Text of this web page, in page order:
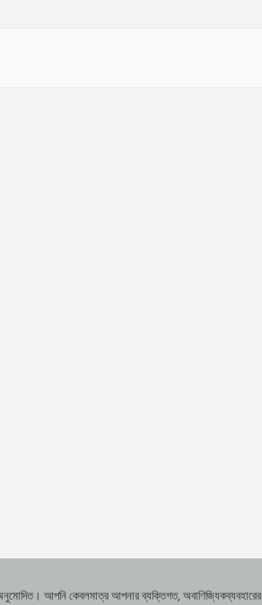
আপনি কেবলমাত্র আপনার ব্যক্তিগত, অবাণিজ্যিকব্যবহারের